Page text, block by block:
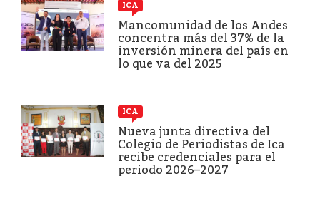
ICA
Mancomunidad de los Andes
concentra más del 37% de la
inversión minera del país en
lo que va del 2025
ICA
Nueva junta directiva del
Colegio de Periodistas de Ica
recibe credenciales para el
periodo 2026–2027